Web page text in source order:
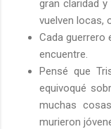
gran claridad
vuelven locas,
Cada guerrero
encuentre.
Pensé que
equivoqué
muchas
murieron